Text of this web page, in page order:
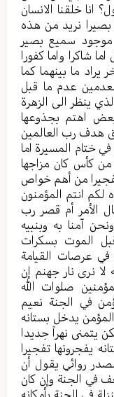
انا خلقنا الانسان
نريد من هذه
موجود سميع بصير
شاكرا واما كفورا
ما بينهما كما
عدم ما قبل
ينظر الى الزهرة
اهتم بجذوعها
هدف رب العالمين
ختام المسيرة اما
من كأس كان مزاجها
تفجيرا من أهم خواص
لكم انتم المؤمنون
الأمر أم قصر رب
آمنا به وبنبيه
قبل الموت بسكرات
عرصات القيامة
لا نرى نار جهنم إن
صلوات الله
في الجنة نعيم
يدخل بستانه
يتمنى نهراً جديدا
يفجرونها تفجيرا
روائي يقول أن
في الجنة وإن كان